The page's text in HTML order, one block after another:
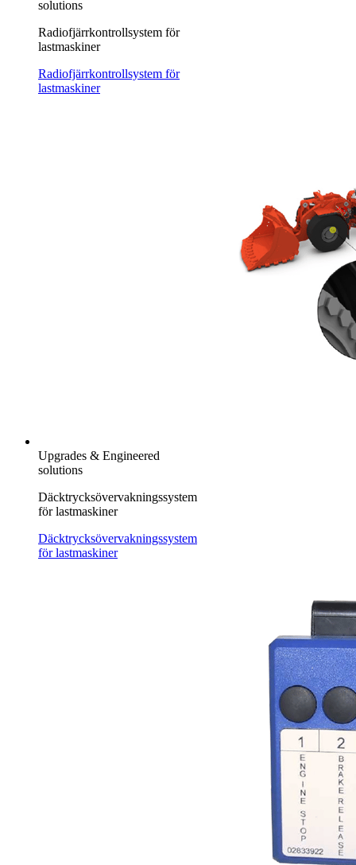
solutions
Radiofjärrkontrollsystem för
lastmaskiner
Radiofjärrkontrollsystem för
lastmaskiner
Upgrades & Engineered
solutions
Däcktrycksövervakningssystem
för lastmaskiner
Däcktrycksövervakningssystem
för lastmaskiner